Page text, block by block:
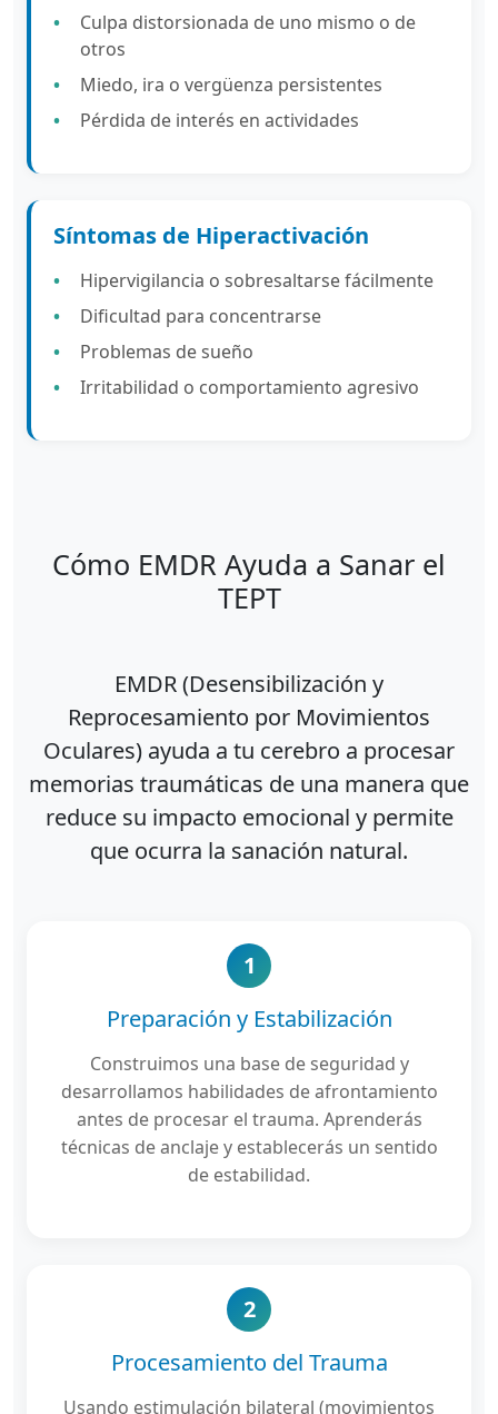
Culpa distorsionada de uno mismo o de
otros
Miedo, ira o vergüenza persistentes
Pérdida de interés en actividades
Síntomas de Hiperactivación
Hipervigilancia o sobresaltarse fácilmente
Dificultad para concentrarse
Problemas de sueño
Irritabilidad o comportamiento agresivo
Cómo EMDR Ayuda a Sanar el
TEPT
EMDR (Desensibilización y
Reprocesamiento por Movimientos
Oculares) ayuda a tu cerebro a procesar
memorias traumáticas de una manera que
reduce su impacto emocional y permite
que ocurra la sanación natural.
1
Preparación y Estabilización
Construimos una base de seguridad y
desarrollamos habilidades de afrontamiento
antes de procesar el trauma. Aprenderás
técnicas de anclaje y establecerás un sentido
de estabilidad.
2
Procesamiento del Trauma
Usando estimulación bilateral (movimientos